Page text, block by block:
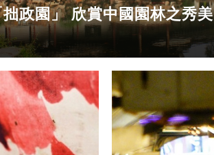
政園」 欣賞中國園林之秀美